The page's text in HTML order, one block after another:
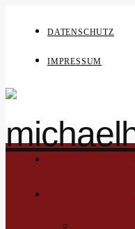
DATENSCHUTZ
IMPRESSUM